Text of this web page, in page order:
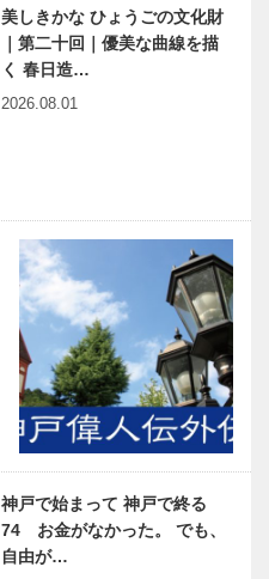
美しきかな ひょうごの文化財
｜第二十回｜優美な曲線を描
く 春日造…
2026.08.01
神戸で始まって 神戸で終る
74 お金がなかった。 でも、
自由が…